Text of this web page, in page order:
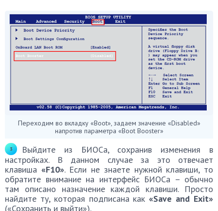
Переходим во вкладку «Boot», задаем значение «Disabled»
напротив параметра «Boot Booster»
Выйдите из БИОСа, сохранив изменения в
настройках. В данном случае за это отвечает
клавиша «F10». Если не знаете нужной клавиши, то
обратите внимание на интерфейс БИОСа – обычно
там описано назначение каждой клавиши. Просто
найдите ту, которая подписана как«Save and Exit»
(«Сохранить и выйти»).